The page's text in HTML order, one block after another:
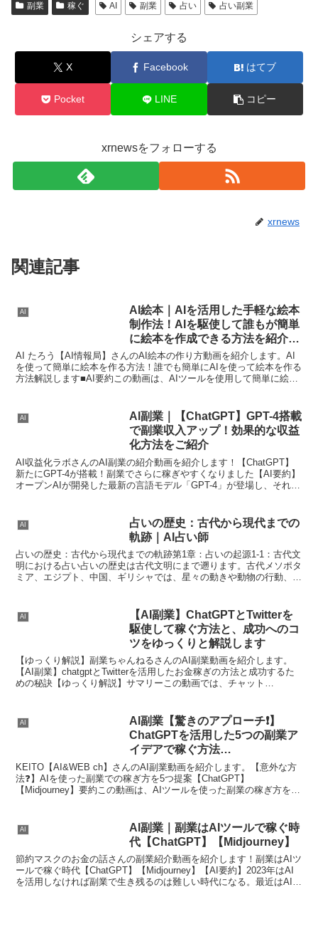
副業 稼ぐ AI 副業 占い 占い副業
シェアする
X Facebook はてブ
Pocket LINE コピー
xrnewsをフォローする
xrnews
関連記事
AI
AI絵本｜AIを活用した手軽な絵本
制作法！AIを駆使して誰もが簡単
に絵本を作成できる方法を紹介し
ます
AI たろう【AI情報局】さんのAI絵本の作り方動画を紹介します。AI
を使って簡単に絵本を作る方法！誰でも簡単にAIを使って絵本を作る
方法解説します■AI要約この動画は、AIツールを使用して簡単に絵本
AI
AI副業｜【ChatGPT】GPT-4搭載
で副業収入アップ！効果的な収益
化方法をご紹介
AI収益化ラボさんのAI副業の紹介動画を紹介します！【ChatGPT】
新たにGPT-4が搭載！副業でさらに稼ぎやすくなりました【AI要約】
オープンAIが開発した最新の言語モデル「GPT-4」が登場し、それを
AI
占いの歴史：古代から現代までの
軌跡｜AI占い師
占いの歴史：古代から現代までの軌跡第1章：占いの起源1-1：古代文
明における占い占いの歴史は古代文明にまで遡ります。古代メソポタ
ミア、エジプト、中国、ギリシャでは、星々の動きや動物の行動、夢
AI
【AI副業】ChatGPTとTwitterを
駆使して稼ぐ方法と、成功へのコ
ツをゆっくりと解説します
【ゆっくり解説】副業ちゃんねるさんのAI副業動画を紹介します。
【AI副業】chatgptとTwitterを活用したお金稼ぎの方法と成功するた
めの秘訣【ゆっくり解説】サマリーこの動画では、チャット
AI
AI副業【驚きのアプローチ❗】
ChatGPTを活用した5つの副業ア
イデアで稼ぐ方法
【Midjourney】
KEITO【AI&WEB ch】さんのAI副業動画を紹介します。【意外な方
法❓】AIを使った副業での稼ぎ方を5つ提案【ChatGPT】
【Midjourney】要約この動画は、AIツールを使った副業の稼ぎ方を5
AI
AI副業｜副業はAIツールで稼ぐ時
代【ChatGPT】【Midjourney】
節約マスクのお金の話さんの副業紹介動画を紹介します！副業はAIツ
ールで稼ぐ時代【ChatGPT】【Midjourney】【AI要約】2023年はAI
を活用しなければ副業で生き残るのは難しい時代になる。最近はAIツ